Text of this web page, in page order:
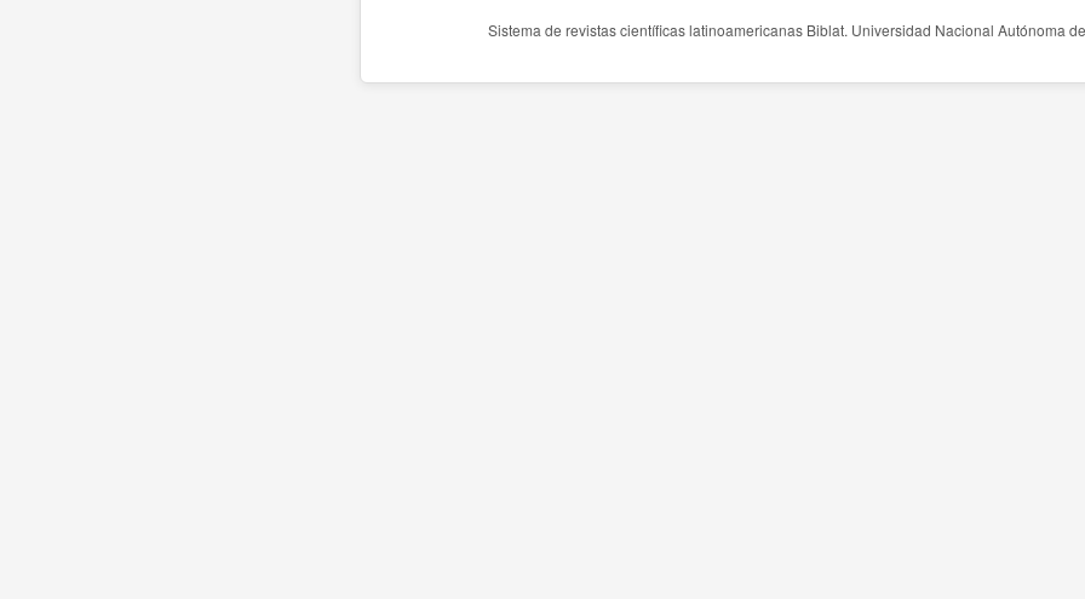
Sistema de revistas científicas latinoamericanas Biblat. Universidad Nacional Autónoma